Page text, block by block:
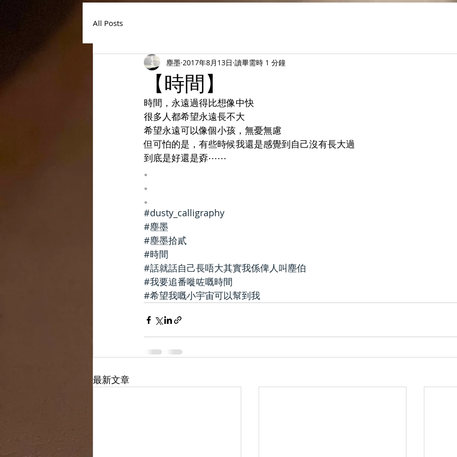
All Posts
【時間】
塵墨 2017年8月13日 讀畢需時 1 分鐘
時間，永遠過得比想像中快
很多人都希望永遠長不大
希望永遠可以像個小孩，無憂無慮
但可怕的是，有些時候我還是感覺到自己沒有長大過
到底是好還是孬⋯⋯
。
。
。
#dusty_calligraphy
#塵墨
#塵墨拾貳
#時間
#話就話自己長唔大其實我係俾人叫塵伯
#我要追番嘥咗嘅時間
#希望我嘅小宇宙可以幫到我
最新文章